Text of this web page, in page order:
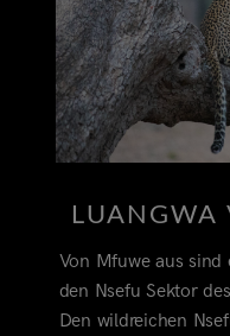
LUANGWA
Von Mfuwe aus
den Nsefu Sektor
Den wildreichen